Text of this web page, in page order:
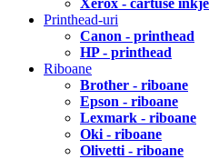
Printhead-uri
Canon - printhead
HP - printhead
Riboane
Brother - riboane
Epson - riboane
Lexmark - riboane
Oki - riboane
Olivetti - riboane